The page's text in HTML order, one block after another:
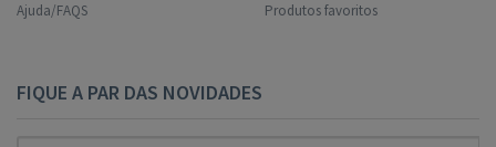
Ajuda/FAQS
Produtos favoritos
FIQUE A PAR DAS NOVIDADES